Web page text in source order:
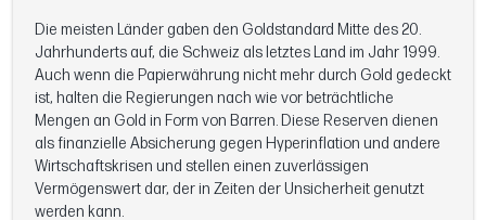
Die meisten Länder gaben den Goldstandard Mitte des 20.
Jahrhunderts auf, die Schweiz als letztes Land im Jahr 1999.
Auch wenn die Papierwährung nicht mehr durch Gold gedeckt
ist, halten die Regierungen nach wie vor beträchtliche
Mengen an Gold in Form von Barren. Diese Reserven dienen
als finanzielle Absicherung gegen Hyperinflation und andere
Wirtschaftskrisen und stellen einen zuverlässigen
Vermögenswert dar, der in Zeiten der Unsicherheit genutzt
werden kann.